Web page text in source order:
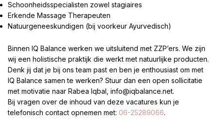
Schoonheidsspecialisten zowel stagiaires
Erkende Massage Therapeuten
Natuurgeneeskundigen (bij voorkeur Ayurvedisch)
Binnen IQ Balance werken we uitsluitend met ZZP’ers. We zijn
wij een holistische praktijk die werkt met natuurlijke producten.
Denk jij dat je bij ons team past en ben je enthousiast om met
IQ Balance samen te werken? Stuur dan een open sollicitatie
met motivatie naar Rabea Iqbal, info@iqbalance.net.
Bij vragen over de inhoud van deze vacatures kun je
telefonisch contact opnemen met: 06-25289066.